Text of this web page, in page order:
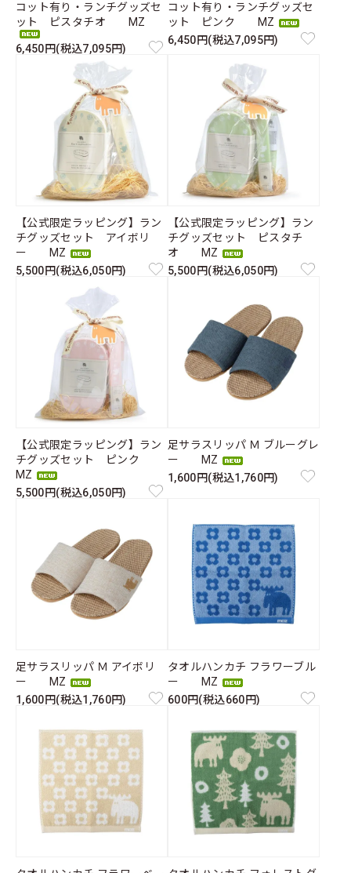
コット有り・ランチグッズセ
ット ピスタチオ MZ
6,450円(税込7,095円)
コット有り・ランチグッズセ
ット ピンク MZ
6,450円(税込7,095円)
【公式限定ラッピング】ラン
チグッズセット アイボリ
ー MZ
5,500円(税込6,050円)
【公式限定ラッピング】ラン
チグッズセット ピスタチ
オ MZ
5,500円(税込6,050円)
【公式限定ラッピング】ラン
チグッズセット ピンク
MZ
5,500円(税込6,050円)
足サラスリッパ Ｍ ブルーグレ
ー MZ
1,600円(税込1,760円)
足サラスリッパ Ｍ アイボリ
ー MZ
1,600円(税込1,760円)
タオルハンカチ フラワーブル
ー MZ
600円(税込660円)